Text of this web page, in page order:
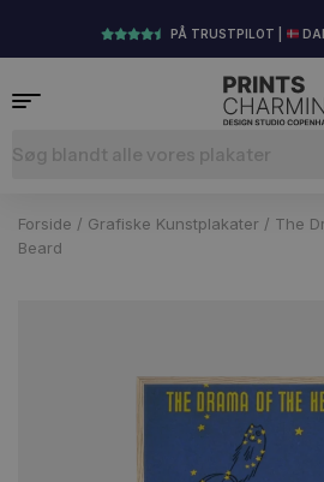
PÅ TRUSTPILOT |
Forside / Grafiske Kunstplakater / The
Beard